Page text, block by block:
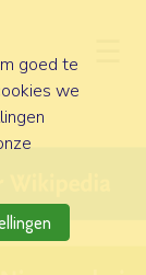
goed te
we